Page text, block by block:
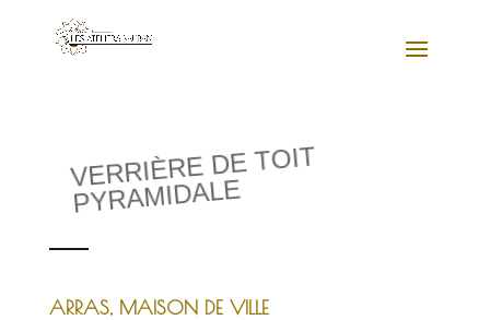
VERRIÈRE DE TOIT
PYRAMIDALE
ARRAS, MAISON DE VILLE